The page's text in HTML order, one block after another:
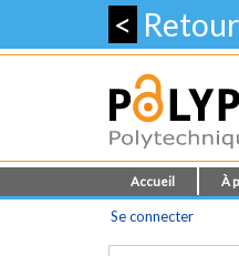
<
Accueil À
Se connecter